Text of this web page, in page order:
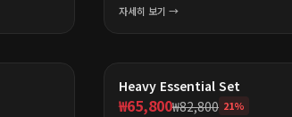
자세히 보기 →
Heavy Essential Set
₩65,800₩82,800 21%